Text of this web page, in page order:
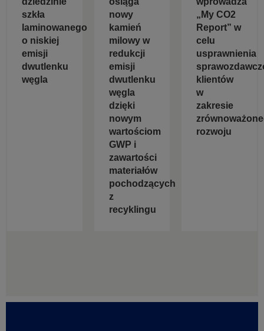
szkła
laminowanego
o niskiej
emisji
dwutlenku
węgla
nowy
kamień
milowy w
redukcji
emisji
dwutlenku
węgla
dzięki
nowym
wartościom
GWP i
zawartości
materiałów
pochodzących
z
recyklingu
„My CO2
Report” w
celu
usprawnienia
klientów
w
zakresie
rozwoju